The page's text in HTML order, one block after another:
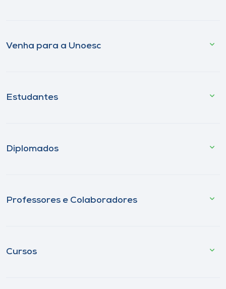
Venha para a Unoesc
Estudantes
Diplomados
Professores e Colaboradores
Cursos